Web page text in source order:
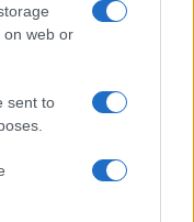
on web or
sent to
e margine,
media, qualità
La capacità di